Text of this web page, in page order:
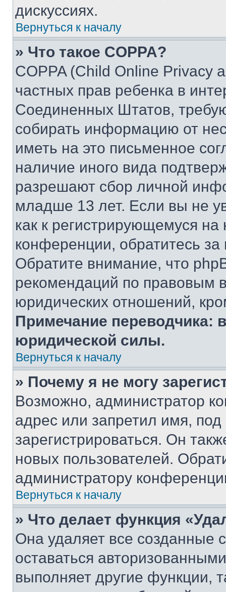
дискуссиях.
Вернуться к началу
» Что такое COPPA?
COPPA (Child Online Privacy
частных прав ребенка в
Соединенных Штатов,
собирать информацию от
иметь на это письменное
наличие иного вида
разрешают сбор личной
младше 13 лет. Если вы не
как к регистрирующемуся
конференции, обратитесь
Обратите внимание, что
рекомендаций по правовым
юридических отношений,
Примечание переводчика:
юридической силы.
Вернуться к началу
» Почему я не могу
Возможно, администратор
адрес или запретил имя,
зарегистрироваться. Он
новых пользователей.
администратору
Вернуться к началу
» Что делает функция
Она удаляет все созданные
оставаться
выполняет другие функции,